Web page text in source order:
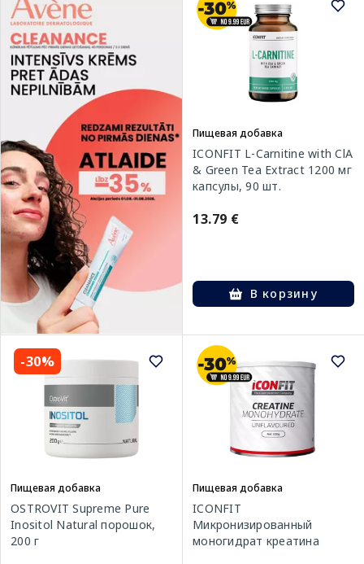
Пищевая добавка
ICONFIT L-Carnitine with ClA
& Green Tea Extract 1200 мг
капсулы, 90 шт.
13.79 €
В корзину
-30%
Пищевая добавка
OSTROVIT Supreme Pure
Inositol Natural порошок,
200 г
Пищевая добавка
ICONFIT
Микронизированный
моногидрат креатина